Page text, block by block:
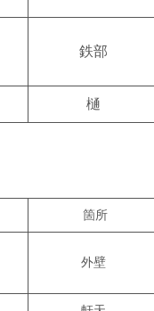
鉄部
樋
箇所
外壁